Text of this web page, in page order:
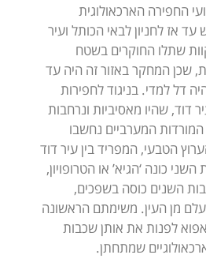
ריבועי החפירה הארכאולוגית
אז לחניון לבאי הכותל ועיר
שתלו החוקרים בשטח
שכן המחקר באזור זה היה עד
דל למדי. בניגוד לחפירות
דוד, שהיו מאסיביות ונרחבות
אמצע המאה ה-19, המורדות המערביים נחשבו
הטבעי, המפריד בין עיר דוד
כונה ‘הגיא’ או הטרופויון,
השנים כוסה בשפכים,
מן העין. משימתם הראשונה
לפנות את אותן שכבות
שמתחתן.